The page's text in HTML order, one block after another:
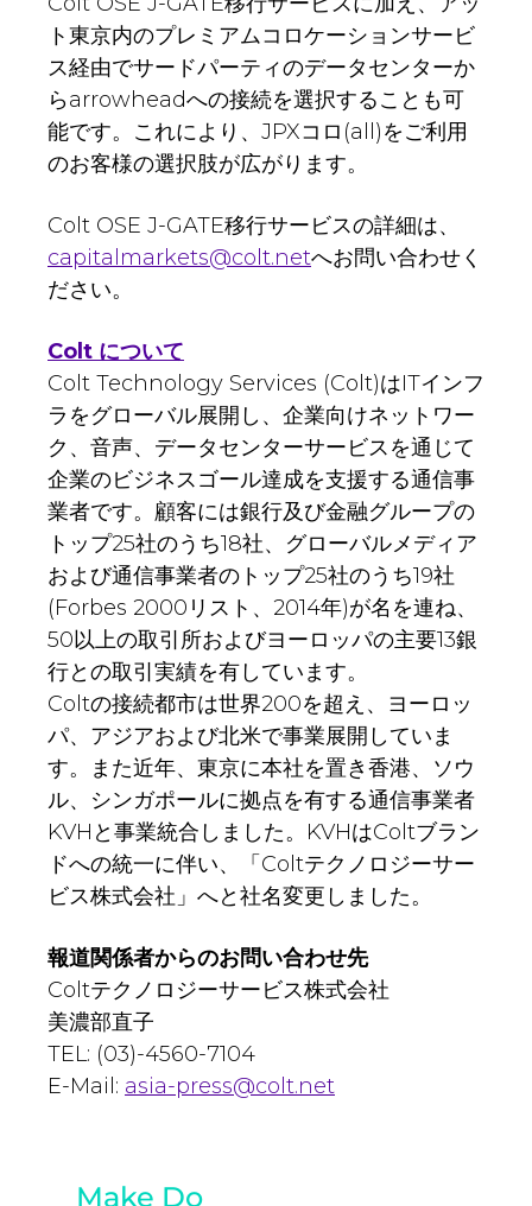
ト東京内のプレミアムコロケーションサービ
ス経由でサードパーティのデータセンターか
らarrowheadへの接続を選択することも可
能です。これにより、JPXコロ(all)をご利用
のお客様の選択肢が広がります。
Colt OSE J-GATE移行サービスの詳細は、
capitalmarkets@colt.netへお問い合わせく
ださい。
Colt について
Colt Technology Services (Colt)はITインフ
ラをグローバル展開し、企業向けネットワー
ク、音声、データセンターサービスを通じて
企業のビジネスゴール達成を支援する通信事
業者です。顧客には銀行及び金融グループの
トップ25社のうち18社、グローバルメディア
および通信事業者のトップ25社のうち19社
(Forbes 2000リスト、2014年)が名を連ね、
50以上の取引所およびヨーロッパの主要13銀
行との取引実績を有しています。
Coltの接続都市は世界200を超え、ヨーロッ
パ、アジアおよび北米で事業展開していま
す。また近年、東京に本社を置き香港、ソウ
ル、シンガポールに拠点を有する通信事業者
KVHと事業統合しました。KVHはColtブラン
ドへの統一に伴い、「Coltテクノロジーサー
ビス株式会社」へと社名変更しました。
報道関係者からのお問い合わせ先
Coltテクノロジーサービス株式会社
美濃部直子
TEL: (03)-4560-7104
E-Mail: asia-press@colt.net
Make Do